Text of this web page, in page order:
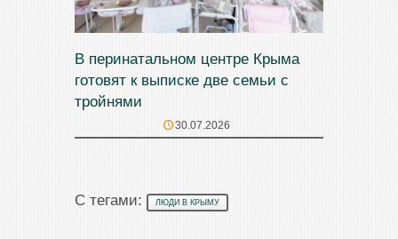
В перинатальном центре Крыма
готовят к выписке две семьи с
тройнями
30.07.2026
С тегами: ЛЮДИ В КРЫМУ